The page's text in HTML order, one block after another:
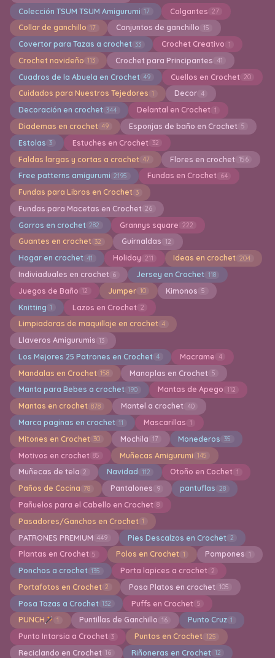
Colección TSUM TSUM Amigurumi 17 Colgantes 27
Collar de ganchillo 17 Conjuntos de ganchillo 15
Covertor para Tazas a crochet 33 Crochet Creativo 1
Crochet navideño 113 Crochet para Principantes 41
Cuadros de la Abuela en Crochet 49 Cuellos en Crochet 20
Cuidados para Nuestros Tejedores 1 Decor 4
Decoración en crochet 344 Delantal en Crochet 1
Diademas en crochet 49 Esponjas de baño en Crochet 5
Estolas 3 Estuches en Crochet 32
Faldas largas y cortas a crochet 47 Flores en crochet 156
Free patterns amigurumi 2195 Fundas en Crochet 64
Fundas para Libros en Crochet 3
Fundas para Macetas en Crochet 26
Gorros en crochet 282 Grannys square 222
Guantes en crochet 32 Guirnaldas 12
Hogar en crochet 41 Holiday 211 Ideas en crochet 204
Indiviaduales en crochet 6 Jersey en Crochet 118
Juegos de Baño 12 Jumper 10 Kimonos 5
Knitting 1 Lazos en Crochet 2
Limpiadoras de maquillaje en crochet 4
Llaveros Amigurumis 13
Los Mejores 25 Patrones en Crochet 4 Macrame 4
Mandalas en Crochet 158 Manoplas en Crochet 5
Manta para Bebes a crochet 190 Mantas de Apego 112
Mantas en crochet 878 Mantel a crochet 40
Marca paginas en crochet 11 Mascarillas 1
Mitones en Crochet 30 Mochila 17 Monederos 35
Motivos en crochet 85 Muñecas Amigurumi 145
Muñecas de tela 2 Navidad 112 Otoño en Cochet 1
Paños de Cocina 78 Pantalones 9 pantuflas 28
Pañuelos para el Cabello en Crochet 8
Pasadores/Ganchos en Crochet 1
PATRONES PREMIUM 449 Pies Descalzos en Crochet 2
Plantas en Crochet 5 Polos en Crochet 1 Pompones 1
Ponchos a crochet 135 Porta lapices a crochet 2
Portafotos en Crochet 2 Posa Platos en crochet 105
Posa Tazas a Crochet 132 Puffs en Crochet 5
PUNCH 1 Puntillas de Ganchillo 16 Punto Cruz 1
Punto Intarsia a Crochet 3 Puntos en Crochet 125
Reciclando en Crochet 16 Riñoneras en Crochet 12